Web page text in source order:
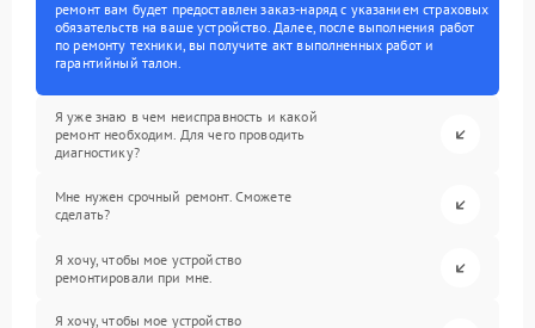
ремонт вам будет предоставлен заказ-наряд с указанием страховых
обязательств на ваше устройство. Далее, после выполнения работ
по ремонту техники, вы получите акт выполненных работ и
гарантийный талон.
Я уже знаю в чем неисправность и какой
ремонт необходим. Для чего проводить
диагностику?
Мне нужен срочный ремонт. Сможете
сделать?
Я хочу, чтобы мое устройство
ремонтировали при мне.
Я хочу, чтобы мое устройство